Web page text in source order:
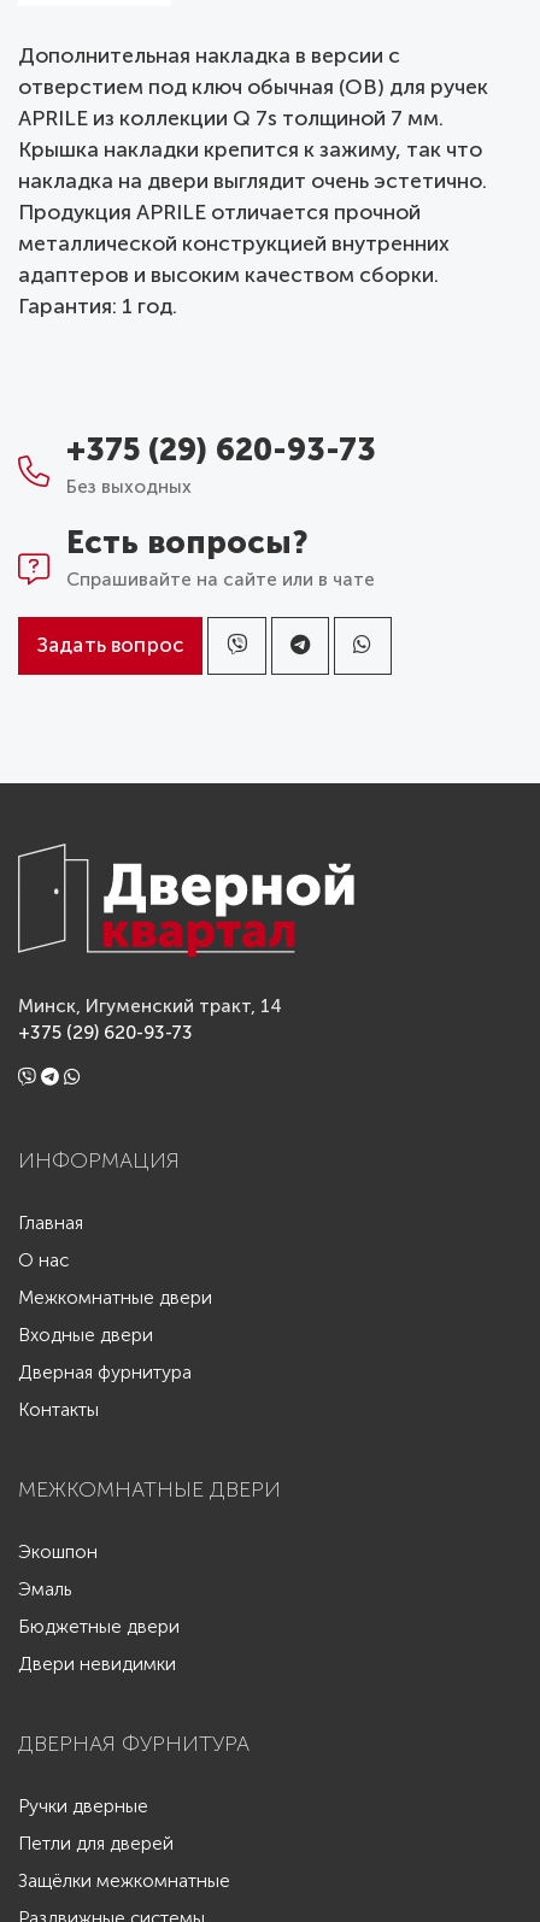
Дополнительная накладка в версии с
отверстием под ключ обычная (OB) для ручек
APRILE из коллекции Q 7s толщиной 7 мм.
Крышка накладки крепится к зажиму, так что
накладка на двери выглядит очень эстетично.
Продукция APRILE отличается прочной
металлической конструкцией внутренних
адаптеров и высоким качеством сборки.
Гарантия: 1 год.
+375 (29) 620-93-73
Без выходных
Есть вопросы?
Спрашивайте на сайте или в чате
Задать вопрос
Минск, Игуменский тракт, 14
+375 (29) 620-93-73
ИНФОРМАЦИЯ
Главная
О нас
Межкомнатные двери
Входные двери
Дверная фурнитура
Контакты
МЕЖКОМНАТНЫЕ ДВЕРИ
Экошпон
Эмаль
Бюджетные двери
Двери невидимки
ДВЕРНАЯ ФУРНИТУРА
Ручки дверные
Петли для дверей
Защёлки межкомнатные